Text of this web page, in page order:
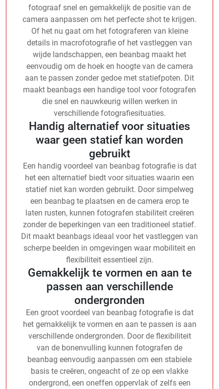
fotograaf snel en gemakkelijk de positie van de
camera aanpassen om het perfecte shot te krijgen.
Of het nu gaat om het fotograferen van kleine
details in macrofotografie of het vastleggen van
wijde landschappen, een beanbag maakt het
eenvoudig om de hoek en hoogte van de camera
aan te passen zonder gedoe met statiefpoten. Dit
maakt beanbags een handige tool voor fotografen
die snel en nauwkeurig willen werken in
verschillende fotografiesituaties.
Handig alternatief voor situaties
waar geen statief kan worden
gebruikt
Een handig voordeel van beanbag fotografie is dat
het een alternatief biedt voor situaties waarin een
statief niet kan worden gebruikt. Door simpelweg
een beanbag te plaatsen en de camera erop te
laten rusten, kunnen fotografen stabiliteit creëren
zonder de beperkingen van een traditioneel statief.
Dit maakt beanbags ideaal voor het vastleggen van
scherpe beelden in omgevingen waar mobiliteit en
flexibiliteit essentieel zijn.
Gemakkelijk te vormen en aan te
passen aan verschillende
ondergronden
Een groot voordeel van beanbag fotografie is dat
het gemakkelijk te vormen en aan te passen is aan
verschillende ondergronden. Door de flexibiliteit
van de bonenvulling kunnen fotografen de
beanbag eenvoudig aanpassen om een stabiele
basis te creëren, ongeacht of ze op een vlakke
ondergrond, een oneffen oppervlak of zelfs een